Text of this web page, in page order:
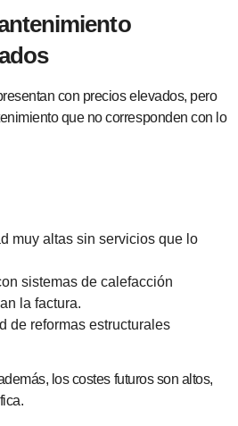
con precios elevados, pero
que no corresponden con lo
muy altas sin servicios que lo
sistemas de calefacción
la factura.
de reformas estructurales
los costes futuros son altos,